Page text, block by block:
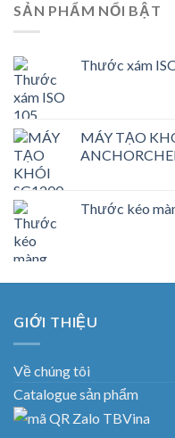
SẢN PHẨM NỔI BẬT
Thước xám
MÁY TẠO
Thước kéo
GIỚI THIỆU
Về chúng tôi
Catalogue sản phẩm